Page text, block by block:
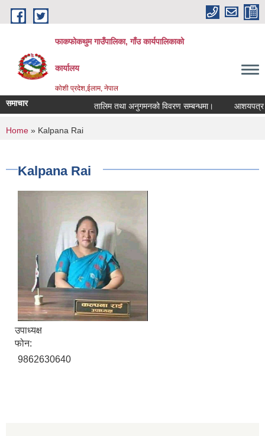
Skip to main content
फाकफोकथुम गाउँपालिका, गाँउ कार्यपालिकाको
कार्यालय
कोशी प्रदेश,ईलाम, नेपाल
समाचार तालिम तथा अनुगमनको विवरण सम्बन्धमा। आशयपत्र
You are here
Home » Kalpana Rai
Kalpana Rai
उपाध्यक्ष
फोन:
9862630640